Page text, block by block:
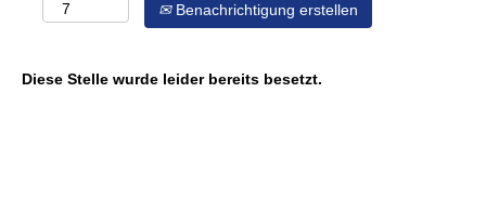
Benachrichtigung erstellen
Diese Stelle wurde leider bereits besetzt.